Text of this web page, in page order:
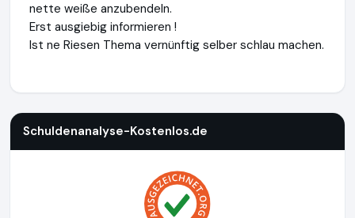
nette weiße anzubendeln.
Erst ausgiebig informieren !
Ist ne Riesen Thema vernünftig selber schlau machen.
Schuldenanalyse-Kostenlos.de